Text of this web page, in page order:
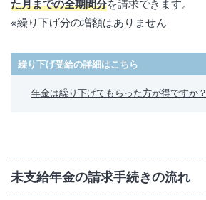
た月までの全期間分を請求できます。
※繰り下げ分の増額はありません
繰り下げ受給の詳細はこちら
年金は繰り下げてもらった方が得ですか？
未支給年金の請求手続きの流れ